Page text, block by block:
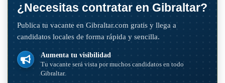
¿Necesitas contratar en Gibraltar?
Publica tu vacante en Gibraltar.com gratis y llega a
candidatos locales de forma rápida y sencilla.
Aumenta tu visibilidad
Tu vacante será vista por muchos candidatos en todo
Gibraltar.